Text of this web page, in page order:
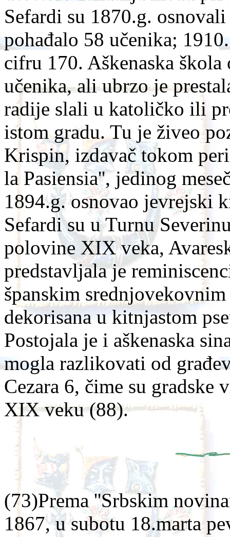
Sefardi su 1870.g.
pohađalo 58 učenika;
cifru 170. Aškenaska
učenika, ali ubrzo je
radije slali u katoličko ili
istom gradu. Tu je živeo
Krispin, izdavač tokom
la Pasiensia'', jedinog
1894.g. osnovao jevrejski
Sefardi su u Turnu
polovine XIX veka,
predstavljala je
španskim
dekorisana u kitnjastom
Postojala je i aškenaska
mogla razlikovati od
Cezara 6, čime su
XIX veku (88).
(73)Prema ''Srbskim
1867, u subotu 18.marta